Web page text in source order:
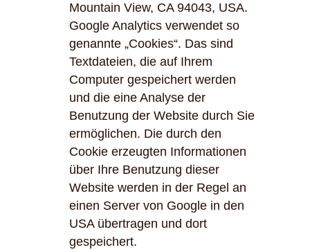
Mountain View, CA 94043, USA.
Google Analytics verwendet so
genannte „Cookies“. Das sind
Textdateien, die auf Ihrem
Computer gespeichert werden
und die eine Analyse der
Benutzung der Website durch Sie
ermöglichen. Die durch den
Cookie erzeugten Informationen
über Ihre Benutzung dieser
Website werden in der Regel an
einen Server von Google in den
USA übertragen und dort
gespeichert.